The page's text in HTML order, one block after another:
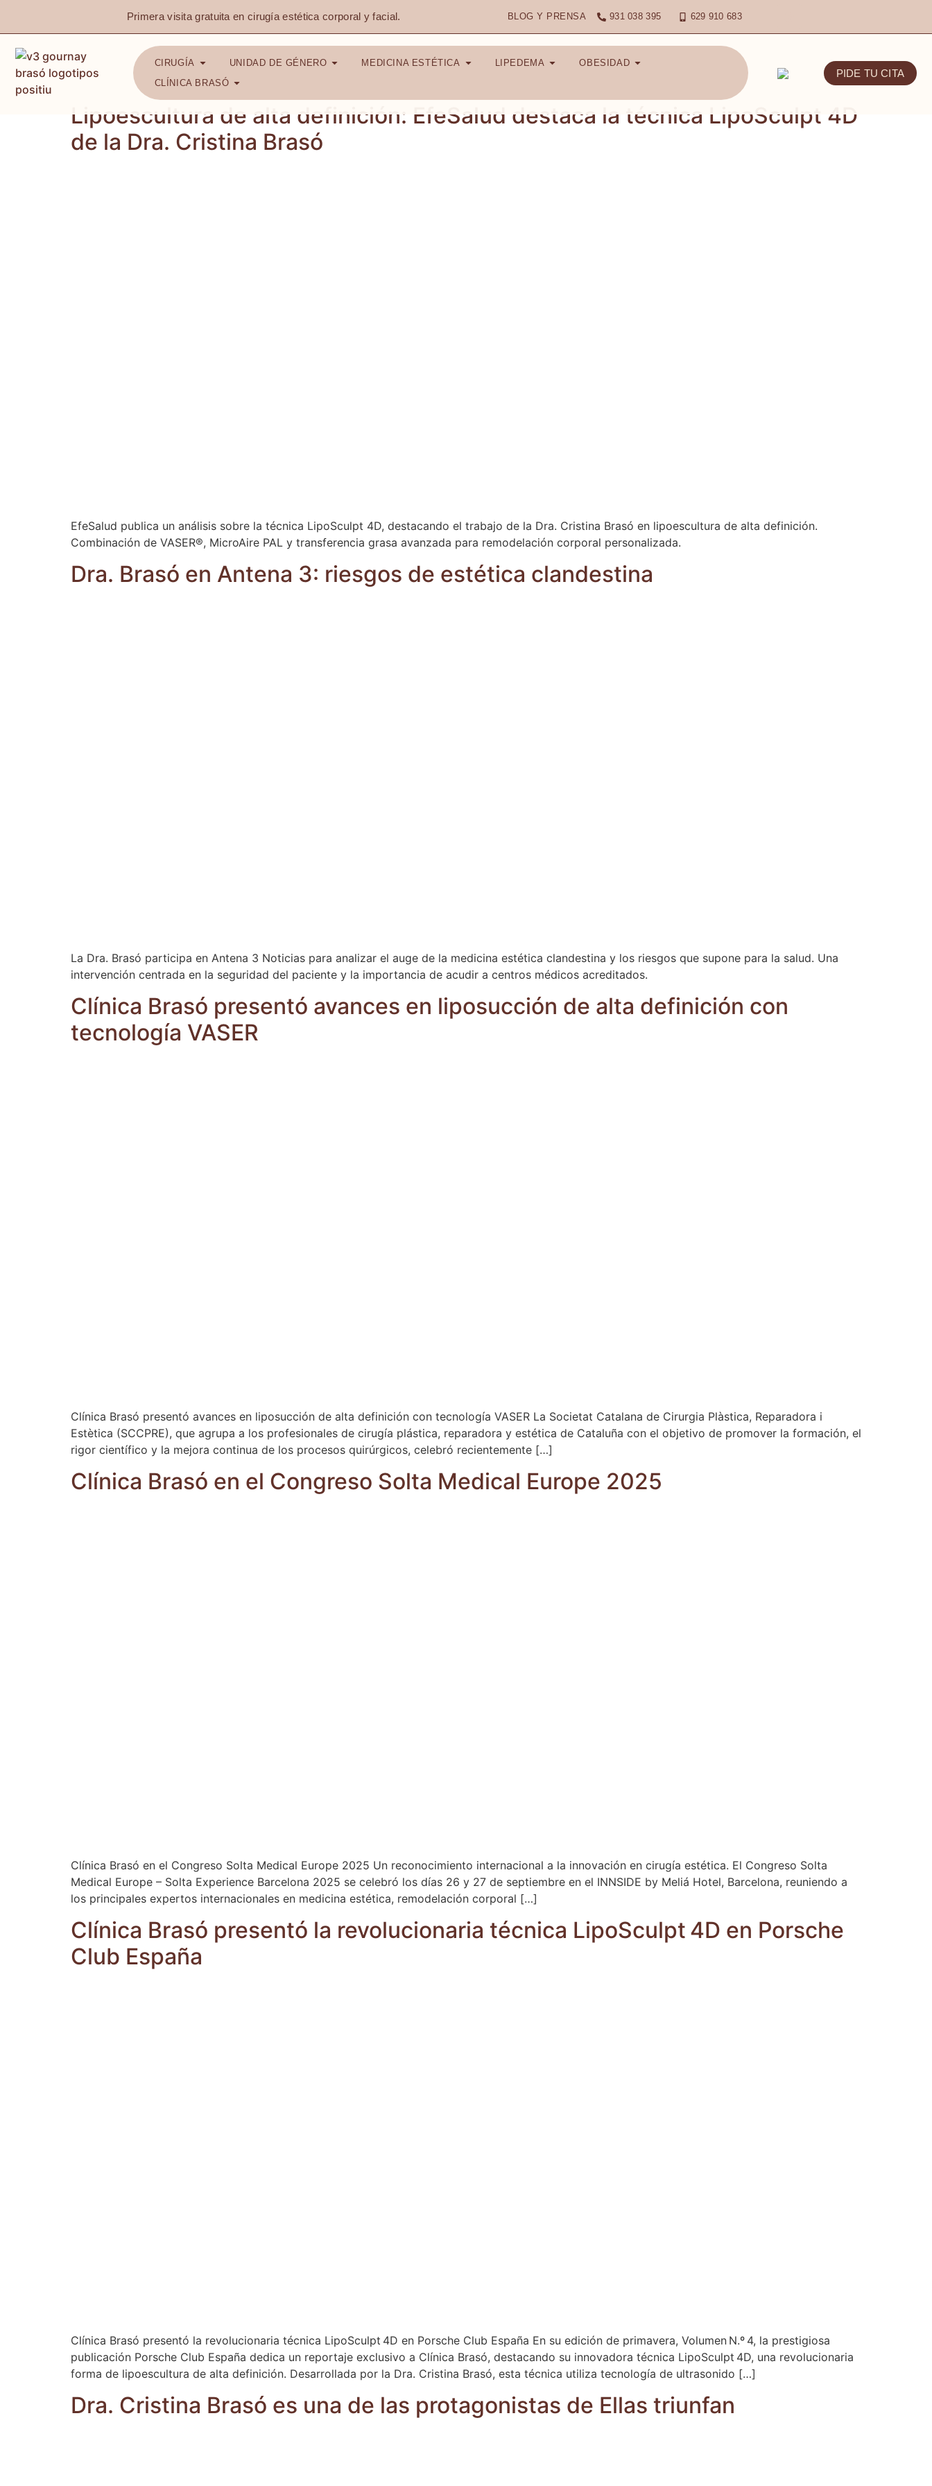
Primera visita gratuita en cirugía estética corporal y facial. BLOG Y PRENSA 931 038 395 629 910 683
CIRUGÍA UNIDAD DE GÉNERO MEDICINA ESTÉTICA LIPEDEMA
OBESIDAD
CLÍNICA BRASÓ
PIDE TU CITA
Lipoescultura de alta definición: EfeSalud destaca la técnica LipoSculpt 4D
de la Dra. Cristina Brasó
EfeSalud publica un análisis sobre la técnica LipoSculpt 4D, destacando el trabajo de la Dra. Cristina Brasó en lipoescultura de alta definición.
Combinación de VASER®, MicroAire PAL y transferencia grasa avanzada para remodelación corporal personalizada.
Dra. Brasó en Antena 3: riesgos de estética clandestina
La Dra. Brasó participa en Antena 3 Noticias para analizar el auge de la medicina estética clandestina y los riesgos que supone para la salud. Una
intervención centrada en la seguridad del paciente y la importancia de acudir a centros médicos acreditados.
Clínica Brasó presentó avances en liposucción de alta definición con
tecnología VASER
Clínica Brasó presentó avances en liposucción de alta definición con tecnología VASER La Societat Catalana de Cirurgia Plàstica, Reparadora i
Estètica (SCCPRE), que agrupa a los profesionales de cirugía plástica, reparadora y estética de Cataluña con el objetivo de promover la formación, el
rigor científico y la mejora continua de los procesos quirúrgicos, celebró recientemente […]
Clínica Brasó en el Congreso Solta Medical Europe 2025
Clínica Brasó en el Congreso Solta Medical Europe 2025 Un reconocimiento internacional a la innovación en cirugía estética. El Congreso Solta
Medical Europe – Solta Experience Barcelona 2025 se celebró los días 26 y 27 de septiembre en el INNSIDE by Meliá Hotel, Barcelona, reuniendo a
los principales expertos internacionales en medicina estética, remodelación corporal […]
Clínica Brasó presentó la revolucionaria técnica LipoSculpt 4D en Porsche
Club España
Clínica Brasó presentó la revolucionaria técnica LipoSculpt 4D en Porsche Club España En su edición de primavera, Volumen N.º 4, la prestigiosa
publicación Porsche Club España dedica un reportaje exclusivo a Clínica Brasó, destacando su innovadora técnica LipoSculpt 4D, una revolucionaria
forma de lipoescultura de alta definición. Desarrollada por la Dra. Cristina Brasó, esta técnica utiliza tecnología de ultrasonido […]
Dra. Cristina Brasó es una de las protagonistas de Ellas triunfan